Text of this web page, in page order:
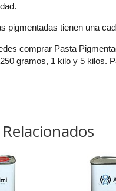
pigmentadas tienen una
comprar Pasta
gramos, 1 kilo y 5 kilos.